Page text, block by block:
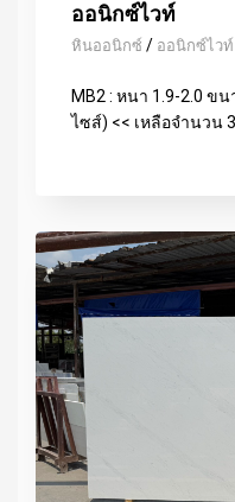
ออนิกซ์ไวท์
หินออนิกซ์ / ออนิกซ์ไวท์
MB2 : หนา 1.9-2.0 ข
ไซส์) << เหลือจำนวน